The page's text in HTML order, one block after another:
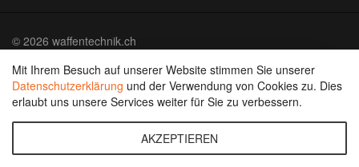
© 2026 waffentechnik.ch
Mit Ihrem Besuch auf unserer Website stimmen Sie unserer
Datenschutzerklärung und der Verwendung von Cookies zu. Dies
erlaubt uns unsere Services weiter für Sie zu verbessern.
AKZEPTIEREN